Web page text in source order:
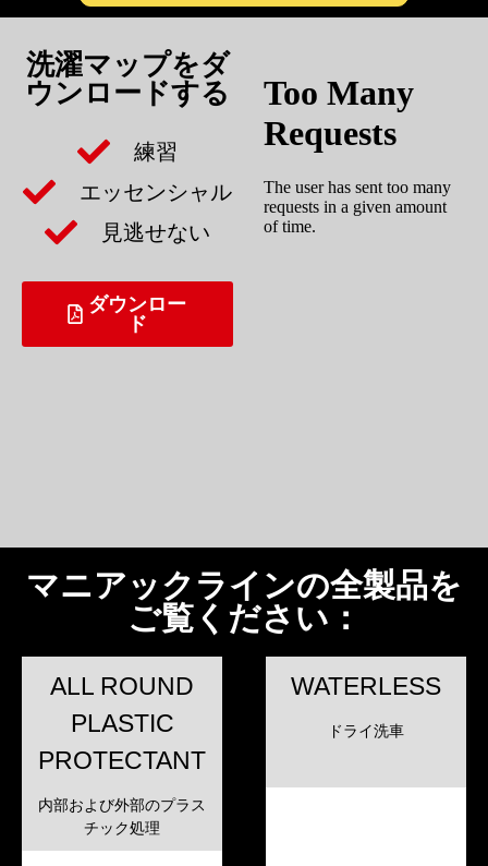
洗濯マップをダ
ウンロードする
練習
エッセンシャル
見逃せない
ダウンロー
ド
マニアックラインの全製品を
ご覧ください：
ALL ROUND
PLASTIC
PROTECTANT
内部および外部のプラス
チック処理
WATERLESS
ドライ洗車